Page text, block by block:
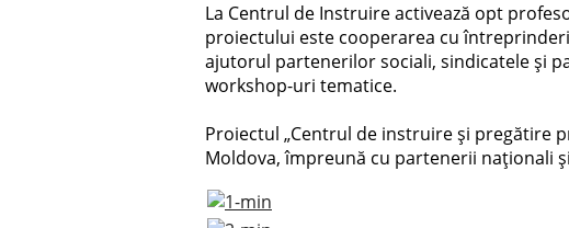
La Centrul de Instruire activează opt
proiectului este cooperarea cu
ajutorul partenerilor sociali, sindicatele şi
workshop-uri tematice.
Proiectul „Centrul de instruire şi pregătire
Moldova, împreună cu partenerii naţionali